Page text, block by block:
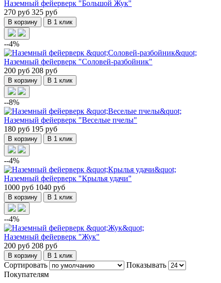
Наземный фейерверк "Большой Жук"
270 руб 325 руб
В корзину В 1 клик
--4%
Наземный фейерверк "Соловей-разбойник"
200 руб 208 руб
В корзину В 1 клик
--8%
Наземный фейерверк "Веселые пчелы"
180 руб 195 руб
В корзину В 1 клик
--4%
Наземный фейерверк "Крылья удачи"
1000 руб 1040 руб
В корзину В 1 клик
--4%
Наземный фейерверк "Жук"
200 руб 208 руб
В корзину В 1 клик
Сортировать
Показывать
Покупателям